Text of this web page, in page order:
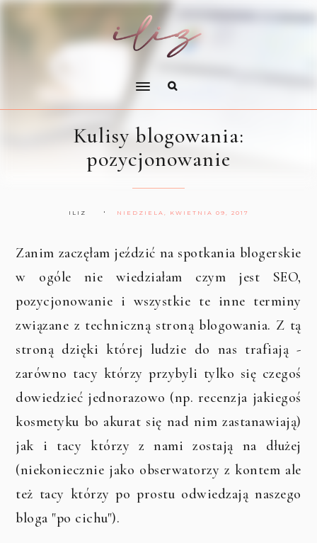
Kulisy blogowania:
pozycjonowanie
ILIZ NIEDZIELA, KWIETNIA 09, 2017
Zanim zaczęłam jeździć na spotkania blogerskie
w ogóle nie wiedziałam czym jest SEO,
pozycjonowanie i wszystkie te inne terminy
związane z techniczną stroną blogowania. Z tą
stroną dzięki której ludzie do nas trafiają -
zarówno tacy którzy przybyli tylko się czegoś
dowiedzieć jednorazowo (np. recenzja jakiegoś
kosmetyku bo akurat się nad nim zastanawiają)
jak i tacy którzy z nami zostają na dłużej
(niekoniecznie jako obserwatorzy z kontem ale
też tacy którzy po prostu odwiedzają naszego
bloga "po cichu").